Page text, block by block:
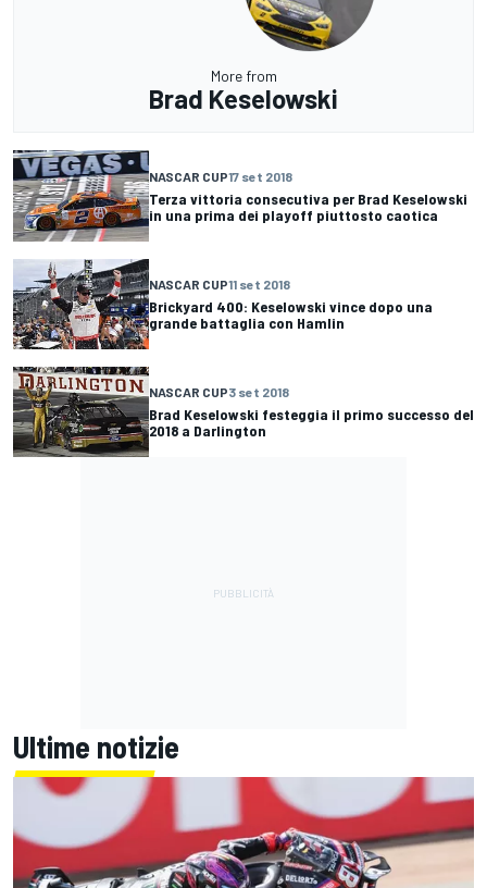
More from
Brad Keselowski
NASCAR CUP17 set 2018
Terza vittoria consecutiva per Brad Keselowski
in una prima dei playoff piuttosto caotica
NASCAR CUP11 set 2018
Brickyard 400: Keselowski vince dopo una
grande battaglia con Hamlin
NASCAR CUP3 set 2018
Brad Keselowski festeggia il primo successo del
2018 a Darlington
Ultime notizie